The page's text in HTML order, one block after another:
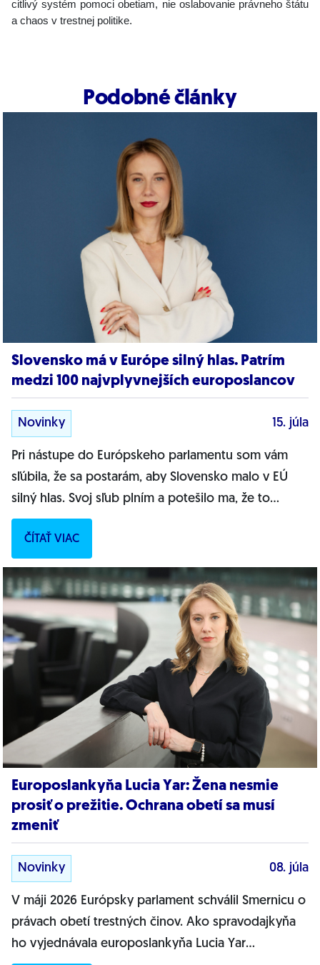
citlivý systém pomoci obetiam, nie oslabovanie právneho štátu
a chaos v trestnej politike.
Podobné články
Slovensko má v Európe silný hlas. Patrím
medzi 100 najvplyvnejších europoslancov
Novinky 15. júla
Pri nástupe do Európskeho parlamentu som vám
sľúbila, že sa postarám, aby Slovensko malo v EÚ
silný hlas. Svoj sľub plním a potešilo ma, že to
dokazuje aj nezávislý index EU Matrix....
ČÍTAŤ VIAC
Europoslankyňa Lucia Yar: Žena nesmie
prosiť o prežitie. Ochrana obetí sa musí
zmeniť
Novinky 08. júla
V máji 2026 Európsky parlament schválil Smernicu o
právach obetí trestných činov. Ako spravodajkyňa
ho vyjednávala europoslankyňa Lucia Yar